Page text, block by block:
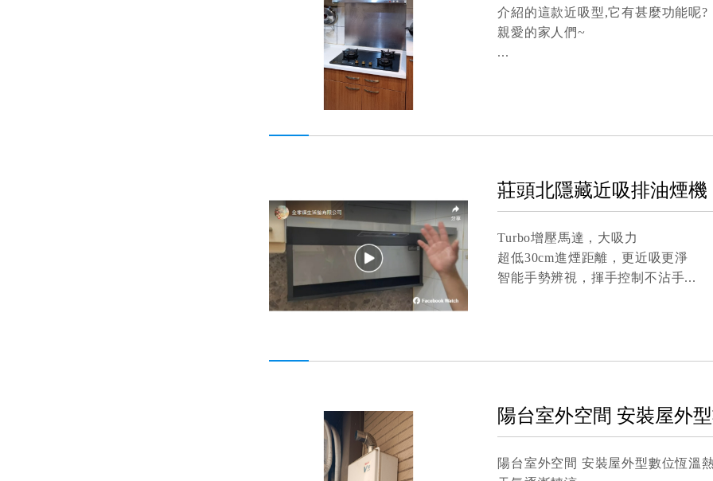
介紹的這款近吸型,它有甚麼功能呢?
親愛的家人們~
莊頭北隱藏近吸排油煙機
Turbo增壓馬達，大吸力
超低30cm進煙距離，更近吸更淨
智能手勢辨視，揮手控制不沾手
陽台室外空間 安裝屋外
陽台室外空間 安裝屋外型數位恆溫